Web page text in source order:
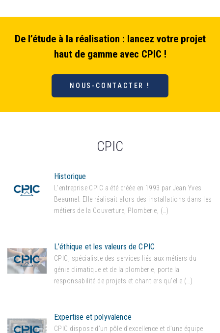
De l’étude à la réalisation : lancez votre projet
haut de gamme avec CPIC !
NOUS-CONTACTER !
CPIC
Historique
L’entreprise CPIC a été créée en 1993 par Jean Yves
Beaumel. Elle réalisait alors des installations dans les
métiers de la Couverture, Plomberie, (…)
L’éthique et les valeurs de CPIC
CPIC, spécialiste des services liés aux métiers du
génie climatique et de la plomberie, porte la
responsabilité de projets et chantiers qu’elle (…)
Expertise et polyvalence
CPIC dispose d’un pôle d’excellence et d’une équipe